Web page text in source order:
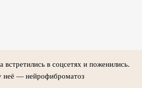
встретились в соцсетях и поженились.
— нейрофиброматоз